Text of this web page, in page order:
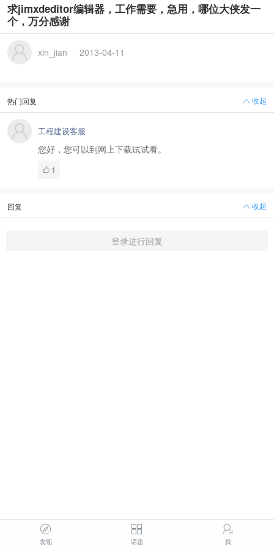
求jimxdeditor编辑器，工作需要，急用，哪位大侠发一
个，万分感谢
xin_jian 2013-04-11
热门回复 收起
工程建设客服
您好，您可以到网上下载试试看。
1
回复 收起
登录进行回复
发现 话题 我